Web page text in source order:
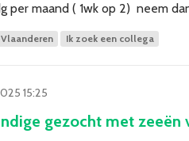
per maand ( 1wk op 2) neem
Ik zoek een collega
15:25
gezocht met